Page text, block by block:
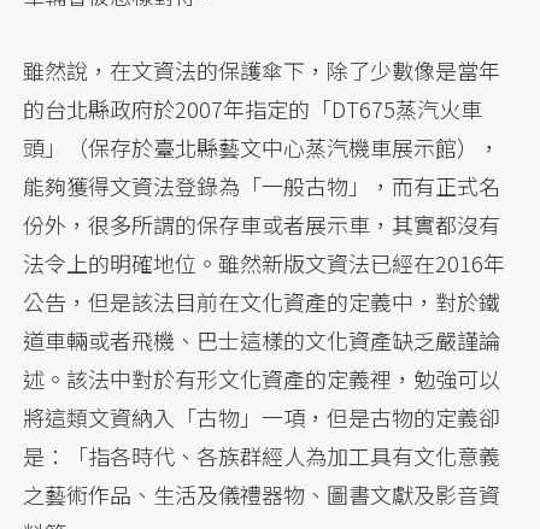
雖然說，在文資法的保護傘下，除了少數像是當年
的台北縣政府於2007年指定的「DT675蒸汽火車
頭」（保存於臺北縣藝文中心蒸汽機車展示館），
能夠獲得文資法登錄為「一般古物」，而有正式名
份外，很多所謂的保存車或者展示車，其實都沒有
法令上的明確地位。雖然新版文資法已經在2016年
公告，但是該法目前在文化資產的定義中，對於鐵
道車輛或者飛機、巴士這樣的文化資產缺乏嚴謹論
述。該法中對於有形文化資產的定義裡，勉強可以
將這類文資納入「古物」一項，但是古物的定義卻
是：「指各時代、各族群經人為加工具有文化意義
之藝術作品、生活及儀禮器物、圖書文獻及影音資